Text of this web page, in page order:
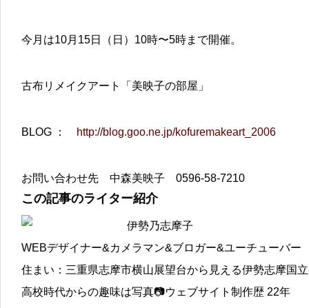
今月は10月15日（日）10時〜5時まで開催。
古布リメイクアート「美映子の部屋」
BLOG ： http://blog.goo.ne.jp/kofuremakeart_2006
お問い合わせ先 中森美映子 0596-58-7210
この記事のライター紹介
伊勢乃志摩子
WEBデザイナー&カメラマン&ブロガー&ユーチューバー
住まい：三重県志摩市横山展望台から見える伊勢志摩国
高校時代からの趣味は写真📷ウェブサイト制作歴 22年